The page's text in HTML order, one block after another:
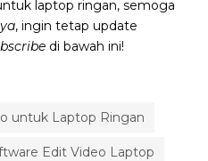
laptop ringan, semoga
, ingin tetap update
di bawah ini!
untuk Laptop Ringan
Edit Video Laptop